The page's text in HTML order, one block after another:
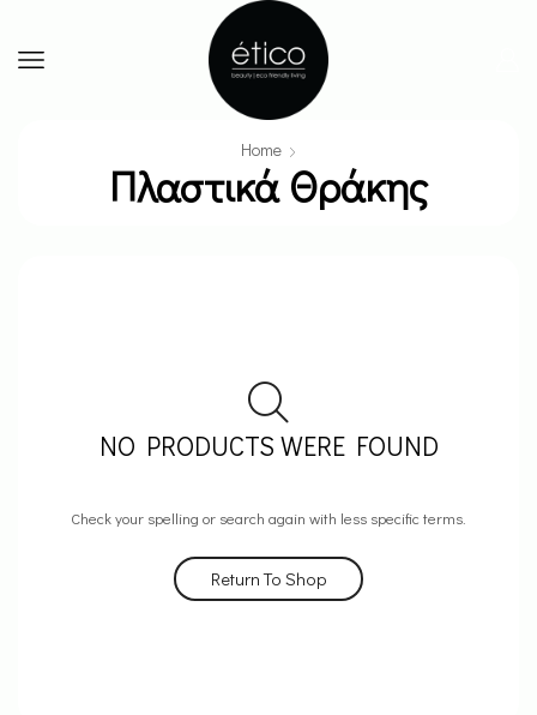
Home
Πλαστικά Θράκης
NO PRODUCTS WERE FOUND
Check your spelling or search again with less specific terms.
Return To Shop